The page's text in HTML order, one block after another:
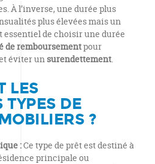
À l’inverse, une durée plus
plus élevées mais un
essentiel de choisir une durée
de remboursementpour
éviter un surendettement.
LES
TYPES DE
?
:Ce type de prêt est destiné à
principale ou